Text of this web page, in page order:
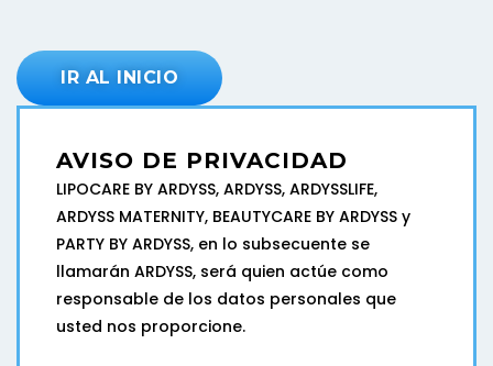
contenidoIR AL INICIO
AVISO DE PRIVACIDAD
LIPOCARE BY ARDYSS, ARDYSS, ARDYSSLIFE,
ARDYSS MATERNITY, BEAUTYCARE BY ARDYSS y
PARTY BY ARDYSS, en lo subsecuente se
llamarán ARDYSS, será quien actúe como
responsable de los datos personales que
usted nos proporcione.